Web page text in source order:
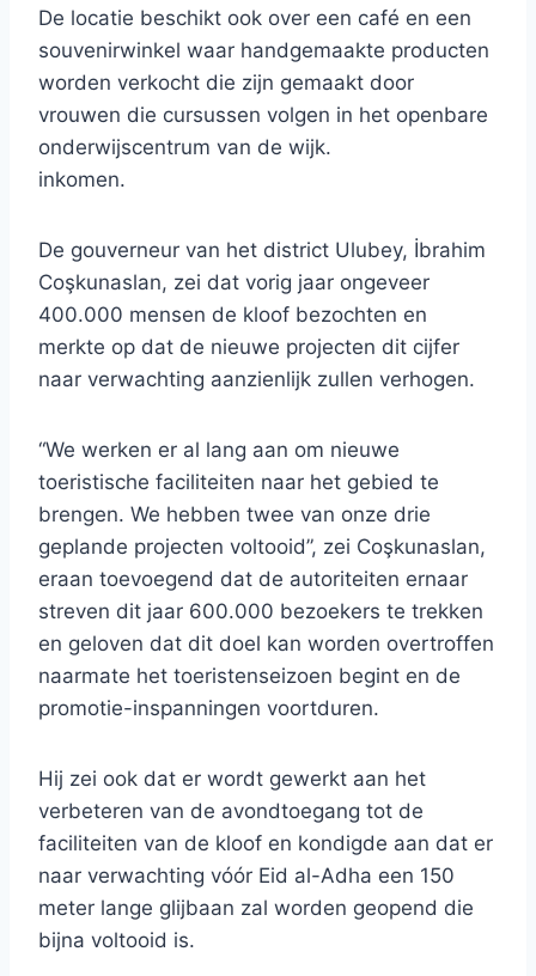
De locatie beschikt ook over een café en een
souvenirwinkel waar handgemaakte producten
worden verkocht die zijn gemaakt door
vrouwen die cursussen volgen in het openbare
onderwijscentrum van de wijk.
inkomen.
De gouverneur van het district Ulubey, İbrahim
Coşkunaslan, zei dat vorig jaar ongeveer
400.000 mensen de kloof bezochten en
merkte op dat de nieuwe projecten dit cijfer
naar verwachting aanzienlijk zullen verhogen.
“We werken er al lang aan om nieuwe
toeristische faciliteiten naar het gebied te
brengen. We hebben twee van onze drie
geplande projecten voltooid”, zei Coşkunaslan,
eraan toevoegend dat de autoriteiten ernaar
streven dit jaar 600.000 bezoekers te trekken
en geloven dat dit doel kan worden overtroffen
naarmate het toeristenseizoen begint en de
promotie-inspanningen voortduren.
Hij zei ook dat er wordt gewerkt aan het
verbeteren van de avondtoegang tot de
faciliteiten van de kloof en kondigde aan dat er
naar verwachting vóór Eid al-Adha een 150
meter lange glijbaan zal worden geopend die
bijna voltooid is.